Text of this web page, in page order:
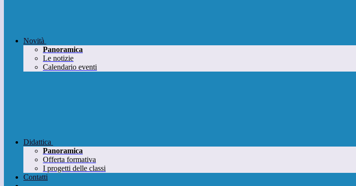
Novità
Panoramica
Le notizie
Calendario eventi
Didattica
Panoramica
Offerta formativa
I progetti delle classi
Contatti